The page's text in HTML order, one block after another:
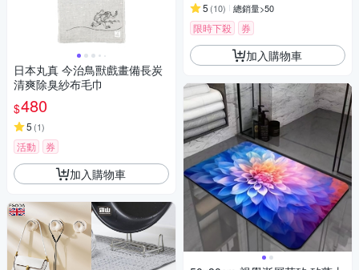
日本丸真 今治鳥獸戲畫備長炭
清爽除臭紗布毛巾
$480
5 (1)
活動 券
加入購物車
5 (10) 總銷量>50
限時下殺 券
加入購物車